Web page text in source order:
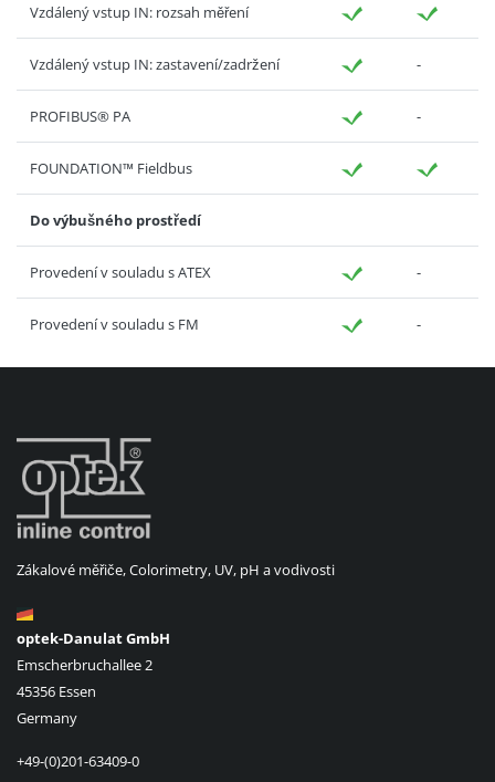
Vzdálený vstup IN: rozsah měření
Vzdálený vstup IN: zastavení/zadržení -
PROFIBUS® PA -
FOUNDATION™ Fieldbus
Do výbušného prostředí
Provedení v souladu s ATEX -
Provedení v souladu s FM -
Zákalové měřiče, Colorimetry, UV, pH a vodivosti
optek-Danulat GmbH
Emscherbruchallee 2
45356 Essen
Germany
+49-(0)201-63409-0